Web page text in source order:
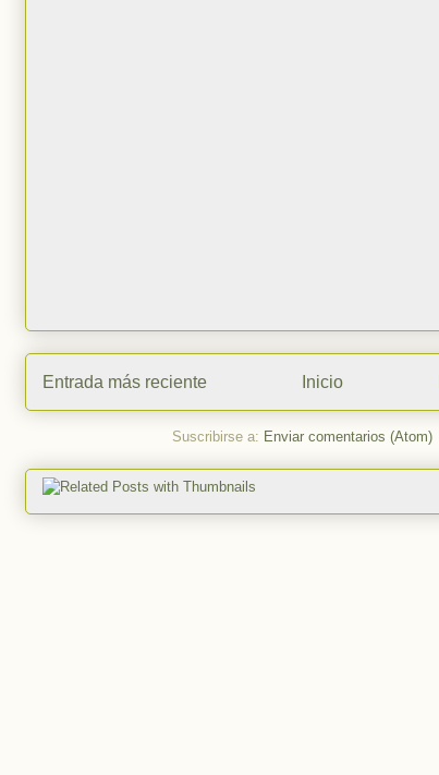
Entrada más reciente Inicio
Suscribirse a: Enviar comentarios (Atom)